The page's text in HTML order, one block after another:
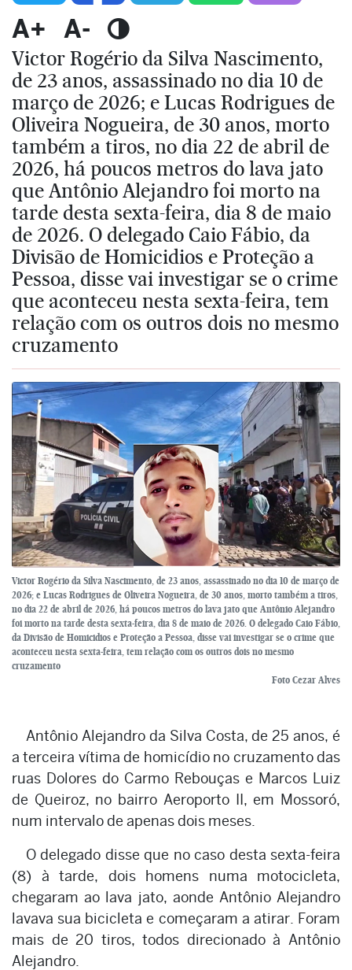
A+ A-
Victor Rogério da Silva Nascimento,
de 23 anos, assassinado no dia 10 de
março de 2026; e Lucas Rodrigues de
Oliveira Nogueira, de 30 anos, morto
também a tiros, no dia 22 de abril de
2026, há poucos metros do lava jato
que Antônio Alejandro foi morto na
tarde desta sexta-feira, dia 8 de maio
de 2026. O delegado Caio Fábio, da
Divisão de Homicidios e Proteção a
Pessoa, disse vai investigar se o crime
que aconteceu nesta sexta-feira, tem
relação com os outros dois no mesmo
cruzamento
Victor Rogério da Silva Nascimento, de 23 anos, assassinado no dia 10 de março de
2026; e Lucas Rodrigues de Oliveira Nogueira, de 30 anos, morto também a tiros,
no dia 22 de abril de 2026, há poucos metros do lava jato que Antônio Alejandro
foi morto na tarde desta sexta-feira, dia 8 de maio de 2026. O delegado Caio Fábio,
da Divisão de Homicidios e Proteção a Pessoa, disse vai investigar se o crime que
aconteceu nesta sexta-feira, tem relação com os outros dois no mesmo
cruzamento
Foto Cezar Alves
Antônio Alejandro da Silva Costa, de 25 anos, é
a terceira vítima de homicídio no cruzamento das
ruas Dolores do Carmo Rebouças e Marcos Luiz
de Queiroz, no bairro Aeroporto II, em Mossoró,
num intervalo de apenas dois meses.
O delegado disse que no caso desta sexta-feira
(8) à tarde, dois homens numa motocicleta,
chegaram ao lava jato, aonde Antônio Alejandro
lavava sua bicicleta e começaram a atirar. Foram
mais de 20 tiros, todos direcionado à Antônio
Alejandro.